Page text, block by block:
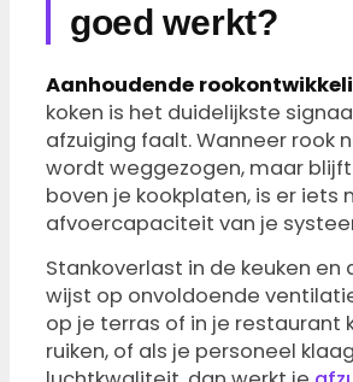
goed werkt?
Aanhoudende
koken is het duidelijkste
afzuiging faalt. Wanneer rook
wordt weggezogen, maar
boven je kookplaten, is er iets
afvoercapaciteit van je
Stankoverlast in de keuken en
wijst op onvoldoende
op je terras of in je restaurant
ruiken, of als je personeel